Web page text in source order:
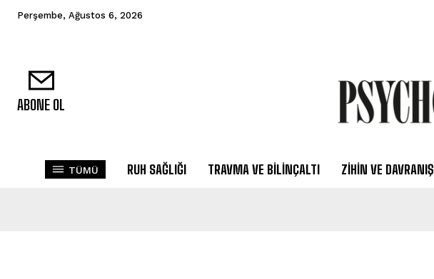
Perşembe, Ağustos 6, 2026
ABONE OL
TÜMÜ RUH SAĞLIĞI TRAVMA VE BILINÇALTI ZIHIN VE DAVRANIŞ